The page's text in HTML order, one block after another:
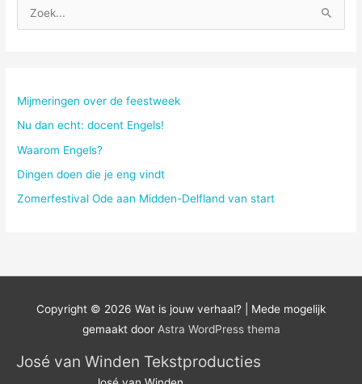
o
r
:
Mijmeringen over de feestweek
Nu dan echt: docent Engels!
Waarom Engels?
Dingen doen die je eng vindt
Zomerfestival Ode aan Midden-Delfland van start
Copyright © 2026 Wat is jouw verhaal? | Mede mogelijk
gemaakt door Astra WordPress thema
José van Winden Tekstproducties